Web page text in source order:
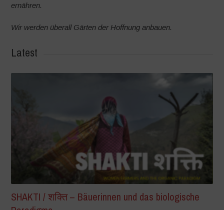
ernähren.
Wir werden überall Gärten der Hoffnung anbauen.
Latest
SHAKTI / शक्ति – Bäuerinnen und das biologische